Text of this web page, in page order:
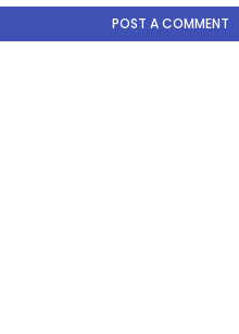
POST A COMMENT